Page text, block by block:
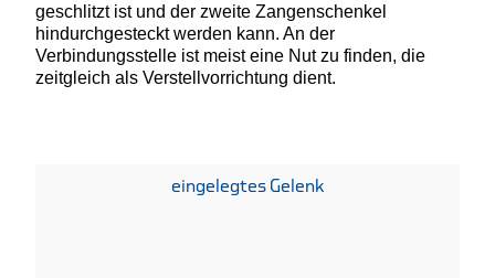
geschlitzt ist und der zweite Zangenschenkel
hindurchgesteckt werden kann. An der
Verbindungsstelle ist meist eine Nut zu finden, die
zeitgleich als Verstellvorrichtung dient.
eingelegtes Gelenk